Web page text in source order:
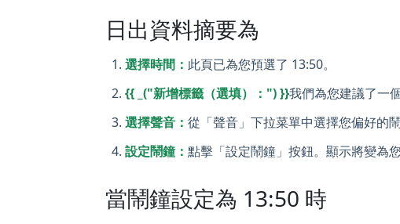
日出資料摘要為
選擇時間： 此頁已為您預選了 13:50。
{{ _("新增標籤（選填）：") }}我們為您建議了一
選擇聲音： 從「聲音」下拉菜單中選擇您偏好的
設定鬧鐘： 點擊「設定鬧鐘」按鈕。顯示將變為
當鬧鐘設定為 13:50 時